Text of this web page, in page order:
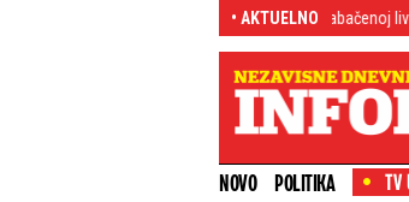
• AKTUELNO
(FOTO) Šok otkriće na zabačenoj livadi u
NOVO POLITIKA